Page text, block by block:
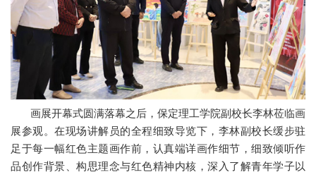
画展开幕式圆满落幕之后，保定理工学院副校长李林莅临画
展参观。在现场讲解员的全程细致导览下，李林副校长缓步驻
足于每一幅红色主题画作前，认真端详画作细节，细致倾听作
品创作背景、构思理念与红色精神内核，深入了解青年学子以